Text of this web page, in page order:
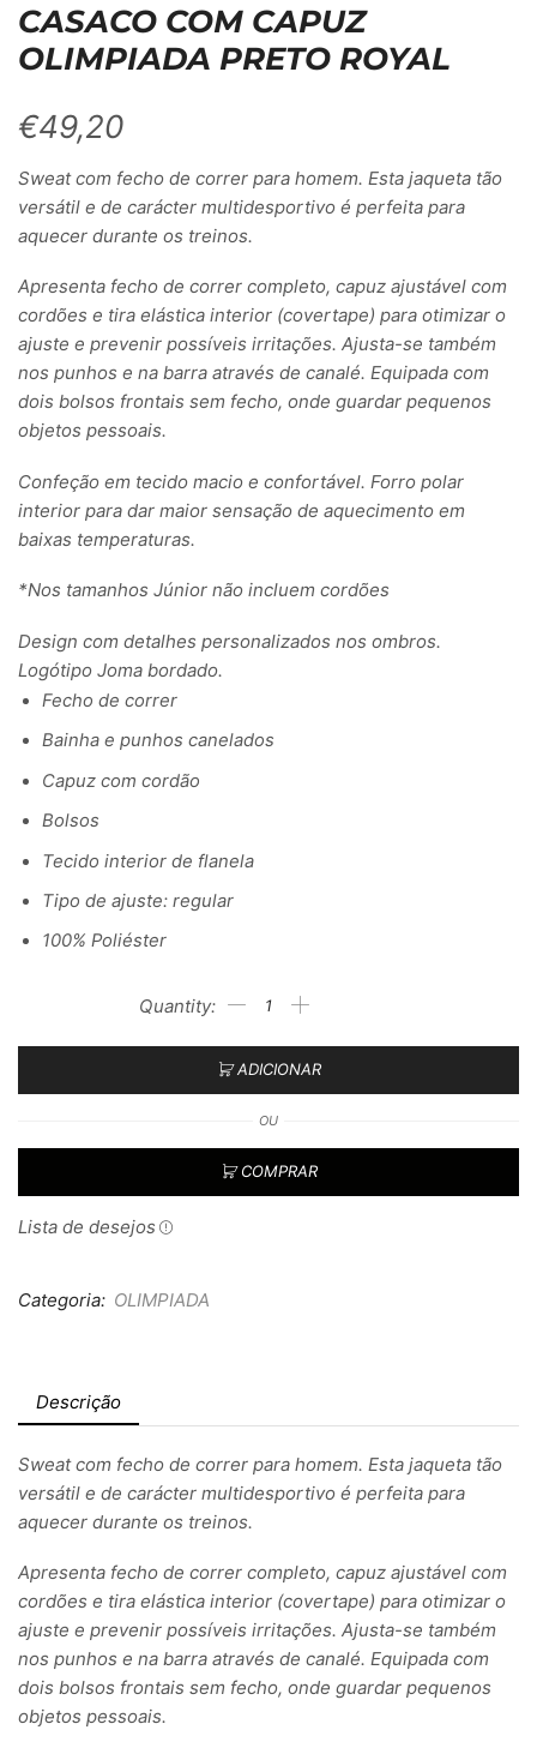
CASACO COM CAPUZ
OLIMPIADA PRETO ROYAL
€49,20
Sweat com fecho de correr para homem. Esta jaqueta tão
versátil e de carácter multidesportivo é perfeita para
aquecer durante os treinos.
Apresenta fecho de correr completo, capuz ajustável com
cordões e tira elástica interior (covertape) para otimizar o
ajuste e prevenir possíveis irritações. Ajusta-se também
nos punhos e na barra através de canalé. Equipada com
dois bolsos frontais sem fecho, onde guardar pequenos
objetos pessoais.
Confeção em tecido macio e confortável. Forro polar
interior para dar maior sensação de aquecimento em
baixas temperaturas.
*Nos tamanhos Júnior não incluem cordões
Design com detalhes personalizados nos ombros.
Logótipo Joma bordado.
Fecho de correr
Bainha e punhos canelados
Capuz com cordão
Bolsos
Tecido interior de flanela
Tipo de ajuste: regular
100% Poliéster
ADICIONAR
OU
COMPRAR
Lista de desejos
Categoria: OLIMPIADA
Descrição
Sweat com fecho de correr para homem. Esta jaqueta tão
versátil e de carácter multidesportivo é perfeita para
aquecer durante os treinos.
Apresenta fecho de correr completo, capuz ajustável com
cordões e tira elástica interior (covertape) para otimizar o
ajuste e prevenir possíveis irritações. Ajusta-se também
nos punhos e na barra através de canalé. Equipada com
dois bolsos frontais sem fecho, onde guardar pequenos
objetos pessoais.